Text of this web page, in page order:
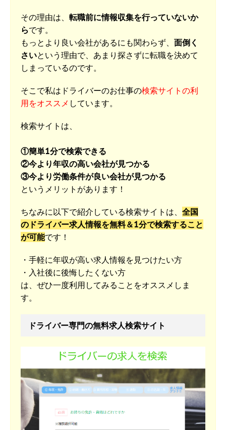
その理由は、 転職前に情報収集を行っていないか
らです。
もっとより良い会社があるにも関わらず、 面倒く
さいという理由で、あまり探さずに転職を決めて
しまっているのです。
そこで私はドライバーのお仕事の検索サイトの利
用をオススメ しています。
検索サイトは、
①簡単1分で検索できる
②今より年収の高い会社が見つかる
③今より労働条件が良い会社が見つかる
というメリットがあります！
ちなみに以下で紹介している検索サイトは、 全国
のドライバー求人情報を無料＆1分で検索すること
が可能です！
・手軽に年収が高い求人情報を見つけたい方
・入社後に後悔したくない方
は、ぜひ一度利用してみることをオススメしま
す。
ドライバー専門の無料求人検索サイト